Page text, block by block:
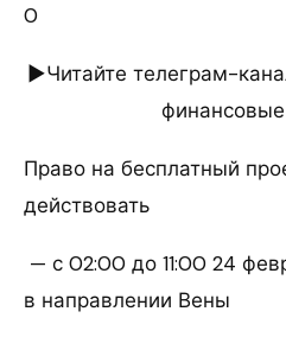
0
►Читайте телеграм-
Право на бесплатный
действовать
— с 02:00 до 11:00 24
в направлении Вены